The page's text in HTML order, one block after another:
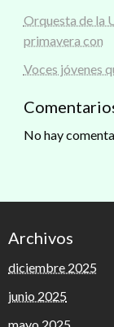
Orquesta de la
primavera con
Voces jóvenes
No hay
Archivos
diciembre 2025
junio 2025
mayo 2025